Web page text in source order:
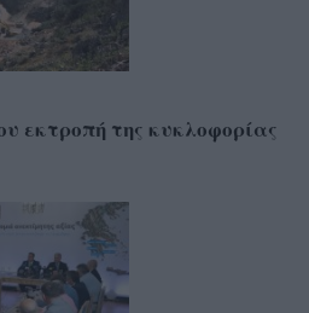
εκτροπή της κυκλοφορίας